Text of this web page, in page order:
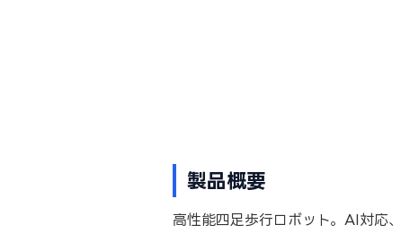
製品概要
高性能四足歩行ロボット。AI対応